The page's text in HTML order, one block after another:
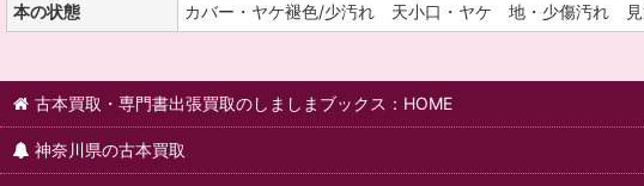
本の状態
カバー・ヤケ褪色/少汚れ 天小口・ヤケ 地・少傷汚れ
古本買取・専門書出張買取のしましまブックス：HOME
神奈川県の古本買取